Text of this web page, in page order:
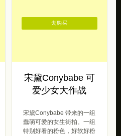
宋黛Conybabe 可
爱少女大作战
特别好看的粉色，好软好粉
嫩的颜色呀！ 浪漫、旖旎、
甜蜜 […]
呆萌范
2017/06/19